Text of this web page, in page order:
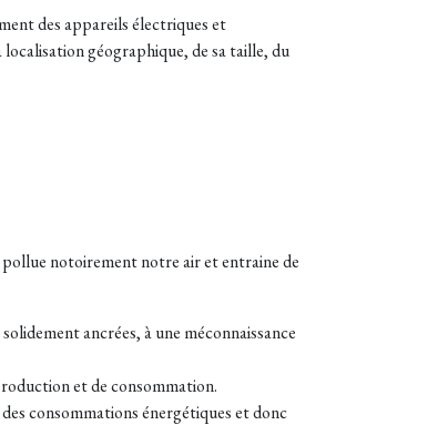
des appareils électriques et
géographique, de sa taille, du
pollue notoirement notre air et entraine de
ancrées, à une méconnaissance
et de consommation.
consommations énergétiques et donc